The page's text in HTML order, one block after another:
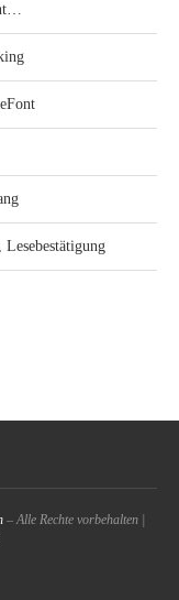
– Alle Rechte vorbehalten |